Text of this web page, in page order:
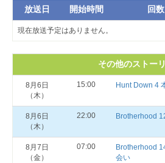
放送日 開始時間 回
現在放送予定はありません。
その他のストー
8月6日
（木）
15:00 Hunt Down 4
8月6日
（木）
22:00 Brotherhood
8月7日
（金）
07:00
Brotherhood
会い